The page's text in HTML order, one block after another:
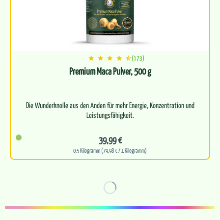
(173)
Premium Maca Pulver, 500 g
Die Wunderknolle aus den Anden für mehr Energie, Konzentration und
Leistungsfähigkeit.
39,99 €
0.5 Kilogramm (79,98 € / 1 Kilogramm)